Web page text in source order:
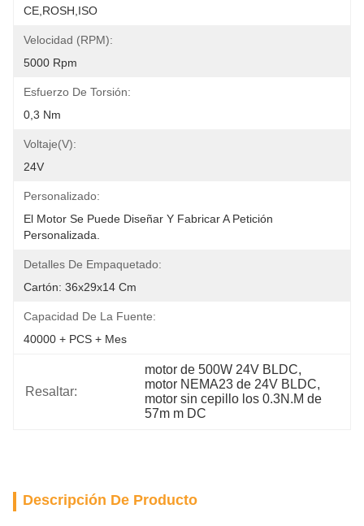
CE,ROSH,ISO
Velocidad (RPM):
5000 Rpm
Esfuerzo De Torsión:
0,3 Nm
Voltaje(V):
24V
Personalizado:
El Motor Se Puede Diseñar Y Fabricar A Petición
Personalizada.
Detalles De Empaquetado:
Cartón: 36x29x14 Cm
Capacidad De La Fuente:
40000 + PCS + Mes
Resaltar:
motor de 500W 24V BLDC,
motor NEMA23 de 24V BLDC,
motor sin cepillo los 0.3N.M de
57m m DC
Descripción De Producto